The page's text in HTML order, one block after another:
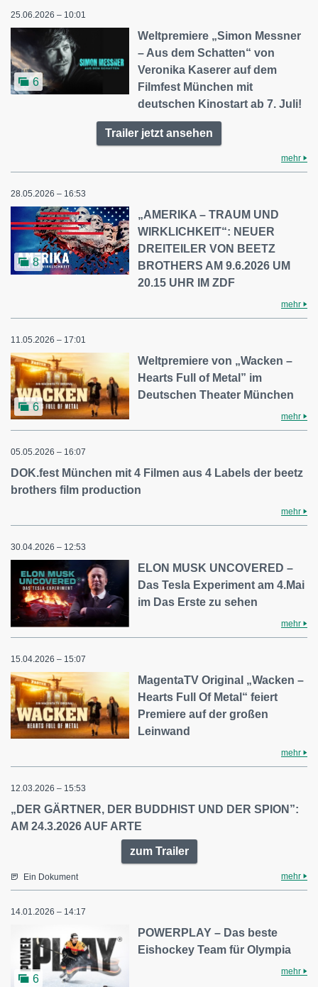
25.06.2026 – 10:01
6
Weltpremiere „Simon Messner
– Aus dem Schatten“ von
Veronika Kaserer auf dem
Filmfest München mit
deutschen Kinostart ab 7. Juli!
Trailer jetzt ansehen
mehr
28.05.2026 – 16:53
8
„AMERIKA – TRAUM UND
WIRKLICHKEIT“: NEUER
DREITEILER VON BEETZ
BROTHERS AM 9.6.2026 UM
20.15 UHR IM ZDF
mehr
11.05.2026 – 17:01
6
Weltpremiere von „Wacken –
Hearts Full of Metal” im
Deutschen Theater München
mehr
05.05.2026 – 16:07
DOK.fest München mit 4 Filmen aus 4 Labels der beetz
brothers film production
mehr
30.04.2026 – 12:53
ELON MUSK UNCOVERED –
Das Tesla Experiment am 4.Mai
im Das Erste zu sehen
mehr
15.04.2026 – 15:07
MagentaTV Original „Wacken –
Hearts Full Of Metal“ feiert
Premiere auf der großen
Leinwand
mehr
12.03.2026 – 15:53
„DER GÄRTNER, DER BUDDHIST UND DER SPION”:
AM 24.3.2026 AUF ARTE
zum Trailer
Ein Dokument mehr
14.01.2026 – 14:17
6
POWERPLAY – Das beste
Eishockey Team für Olympia
mehr